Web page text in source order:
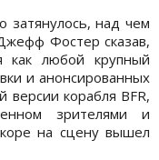
затянулось, над чем
Фостер сказав,
как любой крупный
и анонсированных
корабля BFR,
зрителями и
на сцену вышел